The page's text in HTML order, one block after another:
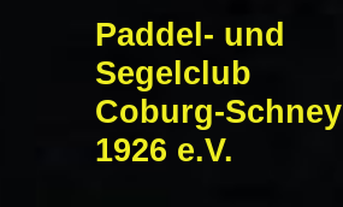
Paddel- und
Segelclub
Coburg-Schney
1926 e.V.